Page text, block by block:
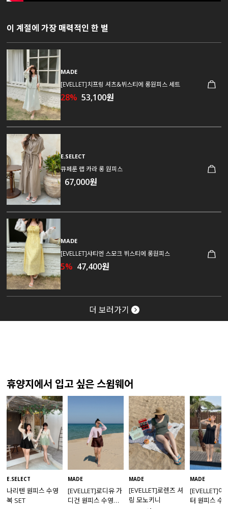
이 계절에 가장 매력적인 한 벌
MADE
[EVELLET]치프링 셔츠&뷔스티에 롱원피스 세트
28% 53,100원
E.SELECT
큐페룬 랩 카라 롱 원피스
67,000원
MADE
[EVELLET]샤티엔 스모크 뷔스티에 롱원피스
5% 47,400원
더 보러가기
휴양지에서 입고 싶은 스윔웨어
E.SELECT
나리텐 원피스 수영
복 SET
MADE
[EVELLET]로디유 가
디건 원피스 수영복
MADE
[EVELLET]로렌즈 셔
링 모노키니
MADE
[EVELLET]아
터 원피스 수